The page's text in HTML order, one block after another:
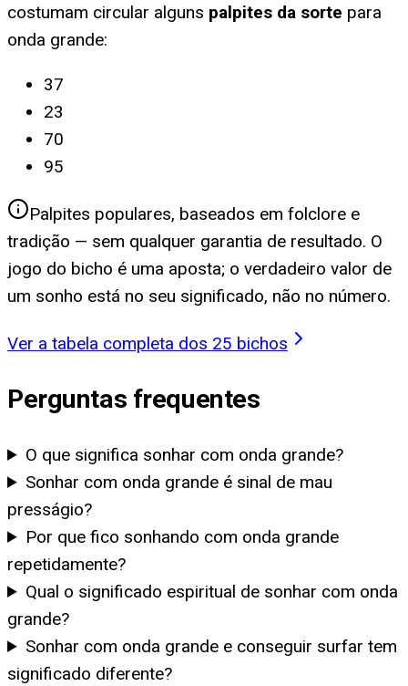
costumam circular alguns palpites da sorte para
onda grande:
37
23
70
95
Palpites populares, baseados em folclore e
tradição — sem qualquer garantia de resultado. O
jogo do bicho é uma aposta; o verdadeiro valor de
um sonho está no seu significado, não no número.
Ver a tabela completa dos 25 bichos
Perguntas frequentes
O que significa sonhar com onda grande?
Sonhar com onda grande é sinal de mau
presságio?
Por que fico sonhando com onda grande
repetidamente?
Qual o significado espiritual de sonhar com onda
grande?
Sonhar com onda grande e conseguir surfar tem
significado diferente?